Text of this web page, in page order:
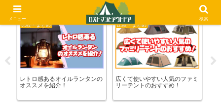
比較・まとめ
レトロ感あるオイルランタンの
オススメを紹介！
比較・まとめ
広くて使いやすい人気のファミ
リーテントのおすすめ！
比
メニュー 検索